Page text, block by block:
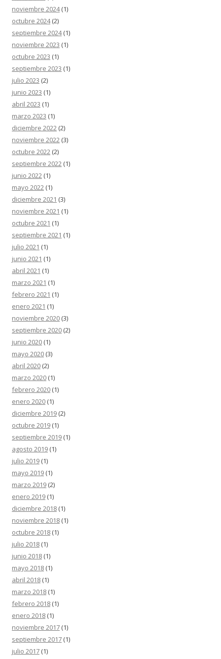
noviembre 2024(1)
octubre 2024(2)
septiembre 2024(1)
noviembre 2023 (1)
octubre 2023 (1)
septiembre 2023 (1)
julio 2023 (2)
junio 2023 (1)
abril 2023 (1)
marzo 2023 (1)
diciembre 2022 (2)
noviembre 2022 (3)
octubre 2022 (2)
septiembre 2022 (1)
junio 2022 (1)
mayo 2022 (1)
diciembre 2021 (3)
noviembre 2021 (1)
octubre 2021 (1)
septiembre 2021 (1)
julio 2021 (1)
junio 2021 (1)
abril 2021 (1)
marzo 2021 (1)
febrero 2021 (1)
enero 2021 (1)
noviembre 2020 (3)
septiembre 2020 (2)
junio 2020 (1)
mayo 2020 (3)
abril 2020 (2)
marzo 2020 (1)
febrero 2020 (1)
enero 2020 (1)
diciembre 2019 (2)
octubre 2019 (1)
septiembre 2019 (1)
agosto 2019 (1)
julio 2019 (1)
mayo 2019 (1)
marzo 2019 (2)
enero 2019 (1)
diciembre 2018 (1)
noviembre 2018 (1)
octubre 2018 (1)
julio 2018 (1)
junio 2018 (1)
mayo 2018 (1)
abril 2018 (1)
marzo 2018 (1)
febrero 2018 (1)
enero 2018 (1)
noviembre 2017 (1)
septiembre 2017 (1)
julio 2017 (1)